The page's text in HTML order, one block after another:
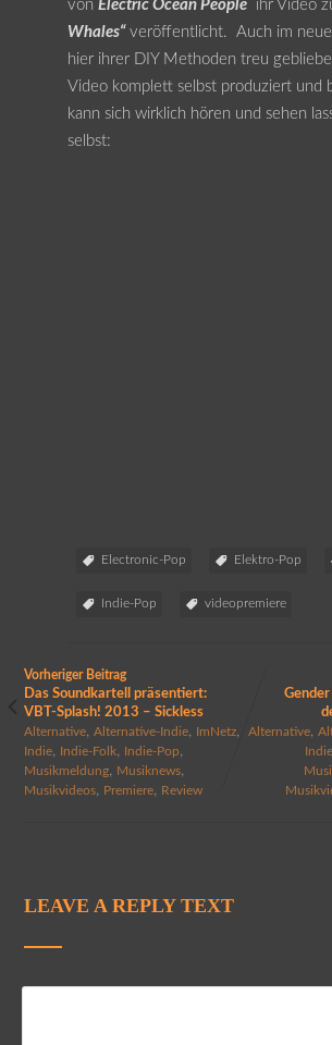
von Electric Ocean Peopleihr Video
Whales“veröffentlicht. Auch im
hier ihrer DIY Methoden treu
Video komplett selbst produziert und
kann sich wirklich hören und sehen
selbst:
Electronic-Pop Elektro-Pop
Indie-Pop videopremiere
Vorheriger Beitrag
Das Soundkartell präsentiert:
VBT-Splash! 2013 – Sickless
Alternative, Alternative-Indie, ImNetz,
Indie, Indie-Folk, Indie-Pop
Musikmeldung, Musiknews,
Musikvideos, Premiere, Review
Alternative ,
Indie
LEAVE A REPLY TEXT